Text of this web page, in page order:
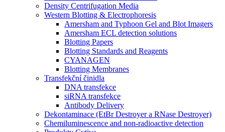
Density Centrifugation Media
Western Blotting & Electrophoresis
Amersham and Typhoon Gel and Blot Imagers
Amersham ECL detection solutions
Blotting Papers
Blotting Standards and Reagents
CYANAGEN
Blotting Membranes
Transfekční činidla
DNA transfekce
siRNA transfekce
Antibody Delivery
Dekontaminace (EtBr Destroyer a RNase Destroyer)
Chemiluminescence and non-radioactive detection